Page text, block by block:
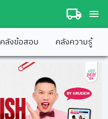
คลังข้อสอบ คลังความรู้